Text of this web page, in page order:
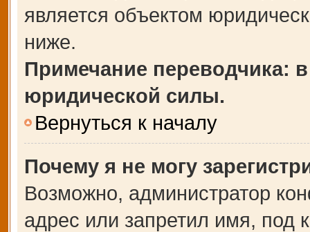
является объектом
ниже.
Примечание переводчика:
юридической силы.
Вернуться к началу
Почему я не могу
Возможно, администратор
адрес или запретил имя, под